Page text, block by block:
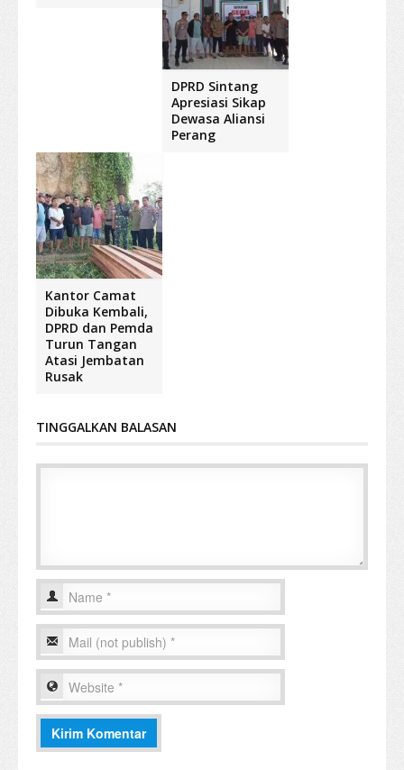
DPRD Sintang
Apresiasi Sikap
Dewasa Aliansi
Perang
Kantor Camat
Dibuka Kembali,
DPRD dan Pemda
Turun Tangan
Atasi Jembatan
Rusak
TINGGALKAN BALASAN